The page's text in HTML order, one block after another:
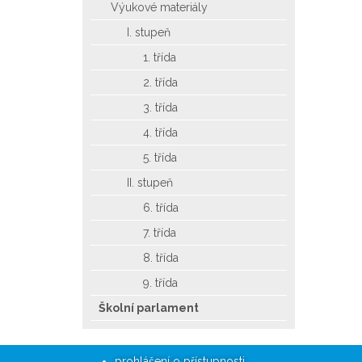
Výukové materiály
I. stupeň
1. třída
2. třída
3. třída
4. třída
5. třída
II. stupeň
6. třída
7. třída
8. třída
9. třída
Školní parlament